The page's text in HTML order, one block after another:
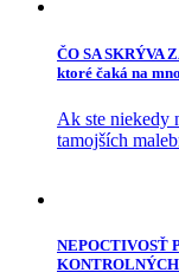
ČO SA SKRÝVA
ktoré čaká na
Ak ste niekedy
tamojších
NEPOCTIVOSŤ